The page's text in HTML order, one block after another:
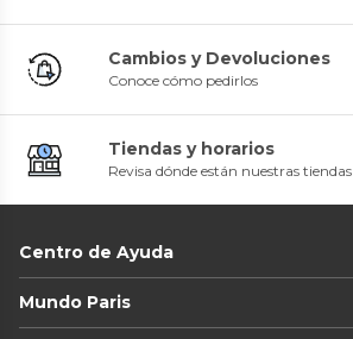
Cambios y Devoluciones
Conoce cómo pedirlos
Tiendas y horarios
Revisa dónde están nuestras tiendas
Centro de Ayuda
Mundo Paris